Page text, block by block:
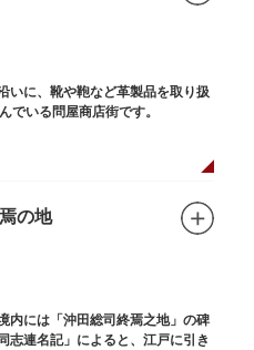
いに、靴や鞄など革製品を取り扱
でいる問屋商店街です。
の地
内には「沖田総司終焉之地」の碑
志連名記」によると、江戸に引き